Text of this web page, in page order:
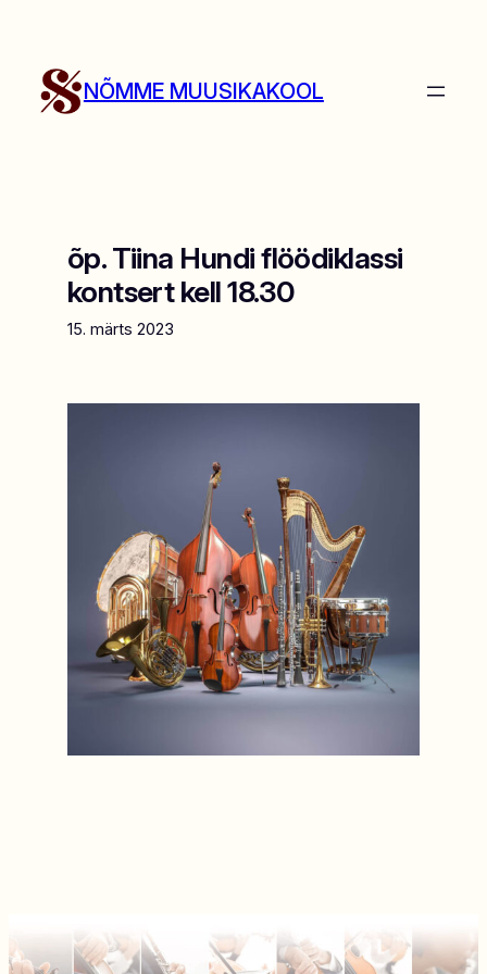
juurde
NÕMME MUUSIKAKOOL
õp. Tiina Hundi flöödiklassi
kontsert kell 18.30
15. märts 2023